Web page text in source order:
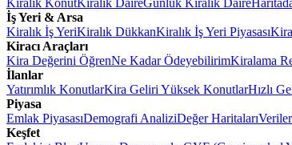
Kiralık KonutKiralık DaireGünlük Kiralık Daire
İş Yeri & Arsa
Kiralık İş YeriKiralık DükkanKiralık İş Yeri Piyasası
Kiracı Araçları
Kira Değerini ÖğrenNe Kadar ÖdeyebilirimKiralama
İlanlar
Yatırımlık KonutlarKira Geliri Yüksek KonutlarHızlı
Piyasa
Emlak PiyasasıDemografi AnaliziDeğer Haritaları
Keşfet